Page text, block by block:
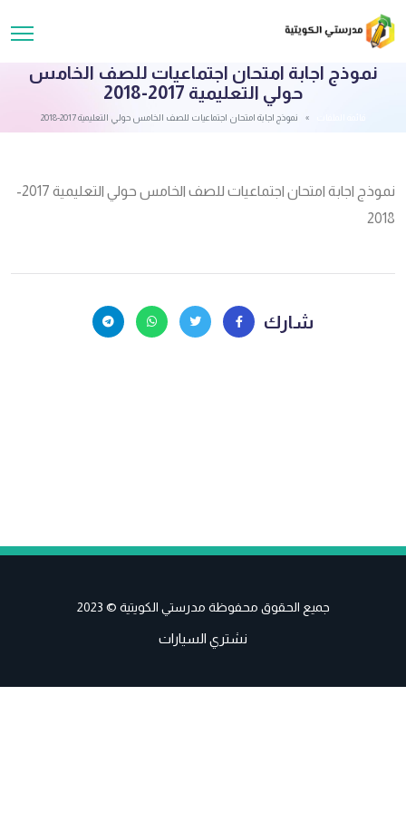
نموذج اجابة امتحان اجتماعيات للصف الخامس
حولي التعليمية 2017-2018
نموذج اجابة امتحان اجتماعيات للصف الخامس حولي التعليمية 2017-2018
نموذج اجابة امتحان اجتماعيات للصف الخامس حولي التعليمية 2017-
2018
شارك
جميع الحقوق محفوظة مدرستي الكويتية © 2023
نشتري السيارات